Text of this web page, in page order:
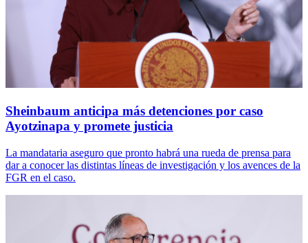
Sheinbaum anticipa más detenciones por caso
Ayotzinapa y promete justicia
La mandataria aseguro que pronto habrá una rueda de prensa para
dar a conocer las distintas líneas de investigación y los avences de la
FGR en el caso.